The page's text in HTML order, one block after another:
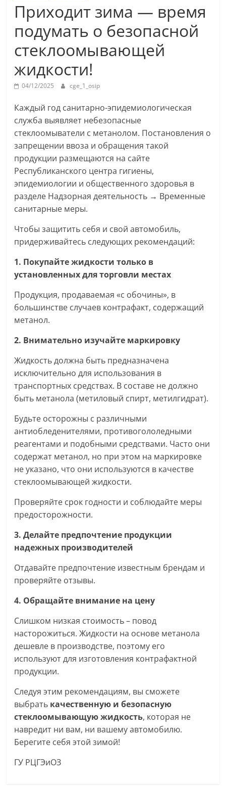
Приходит зима — время
подумать о безопасной
стеклоомывающей
жидкости!
04/12/2025 cge_1_osip
Каждый год санитарно-эпидемиологическая
служба выявляет небезопасные
стеклоомыватели с метанолом. Постановления о
запрещении ввоза и обращения такой
продукции размещаются на сайте
Республиканского центра гигиены,
эпидемиологии и общественного здоровья в
разделе Надзорная деятельность → Временные
санитарные меры.
Чтобы защитить себя и свой автомобиль,
придерживайтесь следующих рекомендаций:
1. Покупайте жидкости только в
установленных для торговли местах
Продукция, продаваемая «с обочины», в
большинстве случаев контрафакт, содержащий
метанол.
2. Внимательно изучайте маркировку
Жидкость должна быть предназначена
исключительно для использования в
транспортных средствах. В составе не должно
быть метанола (метиловый спирт, метилгидрат).
Будьте осторожны с различными
антиобледенителями, противогололедными
реагентами и подобными средствами. Часто они
содержат метанол, но при этом на маркировке
не указано, что они используются в качестве
стеклоомывающей жидкости.
Проверяйте срок годности и соблюдайте меры
предосторожности.
3. Делайте предпочтение продукции
надежных производителей
Отдавайте предпочтение известным брендам и
проверяйте отзывы.
4. Обращайте внимание на цену
Слишком низкая стоимость – повод
насторожиться. Жидкости на основе метанола
дешевле в производстве, поэтому его
используют для изготовления контрафактной
продукции.
Следуя этим рекомендациям, вы сможете
выбрать качественную и безопасную
стеклоомывающую жидкость, которая не
навредит ни вам, ни вашему автомобилю.
Берегите себя этой зимой!
ГУ РЦГЭиОЗ